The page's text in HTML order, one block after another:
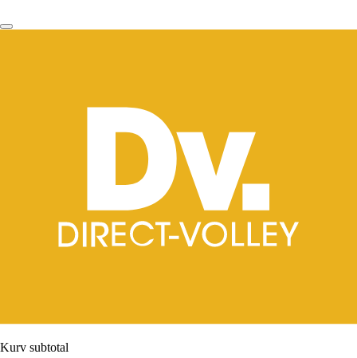
Kurv subtotal